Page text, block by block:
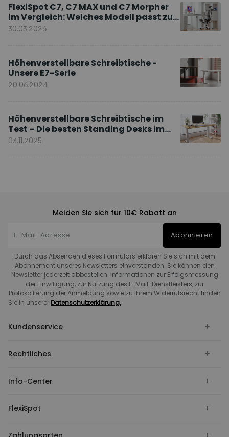
FlexiSpot C7, C7 MAX und C7 Morpher
im Vergleich: Welches Modell passt zu
Ihnen?
30.03.2026
Höhenverstellbare Schreibtische -
Unsere E7-Serie
20.06.2024
Höhenverstellbare Schreibtische im
Test – Die besten Standing Desks im
Vergleich
03.11.2025
Melden Sie sich für 10€ Rabatt an
Abonnieren
Durch das Absenden dieses Formulars erklären Sie sich mit dem
Abonnement unseres Newsletters einverstanden. Sie können den
Newsletter jederzeit abbestellen. Informationen zur Erfolgsmessung
der Einwilligung, zur Nutzung des E-Mail-Dienstleisters, zur
Protokollierung der Anmeldung sowie zu Ihrem Widerrufsrecht finden
Sie in unserer Datenschutzerklärung.
Kundenservice
Rechtliches
Info-Center
FlexiSpot